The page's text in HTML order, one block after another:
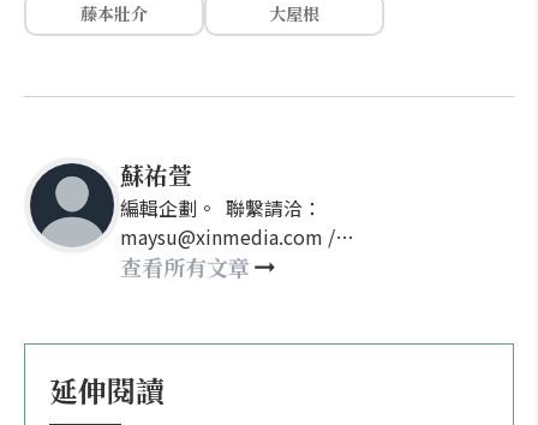
藤本壯介
大屋根
蘇祐萱
編輯企劃。 聯繫請洽：
maysu@xinmedia.com /
may860527@gmail.com
查看所有文章
延伸閱讀